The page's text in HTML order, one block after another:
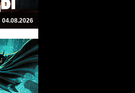
04.08.2026